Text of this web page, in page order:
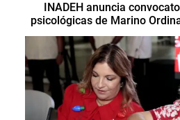
INADEH anuncia
psicológicas de Marino